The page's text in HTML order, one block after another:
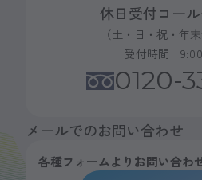
休日受付コー
（土・日・祝・年
受付時間
0120-
メールでのお問い合わせ
各種フォームよりお問い合わ